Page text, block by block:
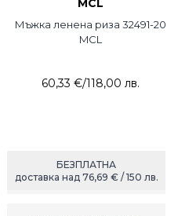
MCL
Мъжка ленена риза 32491-20
MCL
60,33 €/118,00 лв.
БЕЗПЛАТНА
доставка над 76,69 € / 150 лв.